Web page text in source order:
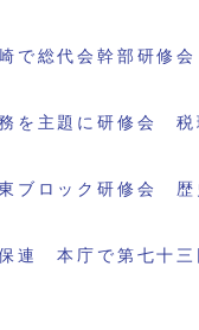
で総代会幹部研修
を主題に研修会
ブロック研修会
連 本庁で第七十